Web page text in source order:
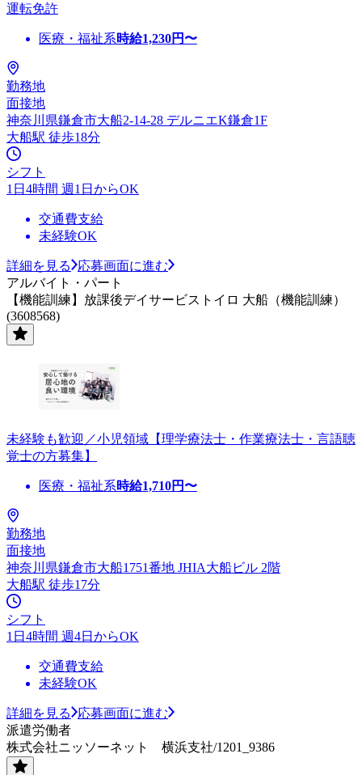
運転免許
医療・福祉系時給1,230円〜
勤務地
面接地
神奈川県鎌倉市大船2-14-28 デルニエK鎌倉1F
大船駅 徒歩18分
シフト
1日4時間 週1日からOK
交通費支給
未経験OK
詳細を見る
応募画面に進む
アルバイト・パート
【機能訓練】放課後デイサービストイロ 大船（機能訓練）
(3608568)
未経験も歓迎／小児領域【理学療法士・作業療法士・言語聴
覚士の方募集】
医療・福祉系時給1,710円〜
勤務地
面接地
神奈川県鎌倉市大船1751番地 JHIA大船ビル 2階
大船駅 徒歩17分
シフト
1日4時間 週4日からOK
交通費支給
未経験OK
詳細を見る
応募画面に進む
派遣労働者
株式会社ニッソーネット 横浜支社/1201_9386